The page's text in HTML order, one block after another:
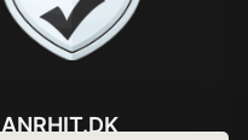
ANRHIT.DK